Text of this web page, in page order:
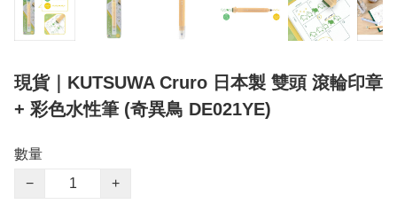
現貨｜KUTSUWA Cruro 日本製 雙頭 滾輪印章
+ 彩色水性筆 (奇異鳥 DE021YE)
數量
−
+